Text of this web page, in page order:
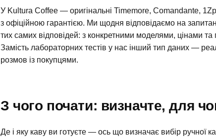
У Kultura Coffee — оригінальні Timemore, Comandante,
з офіційною гарантією. Ми щодня відповідаємо на
тих самих відповідей: з конкретними моделями, цінами
Замість лабораторних тестів у нас інший тип даних —
розмов із покупцями.
З чого почати: визначте, для
Де і яку каву ви готуєте — ось що визначає вибір ручної